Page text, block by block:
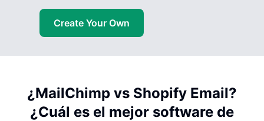
Create Your Own
¿MailChimp vs Shopify Email?
¿Cuál es el mejor software de